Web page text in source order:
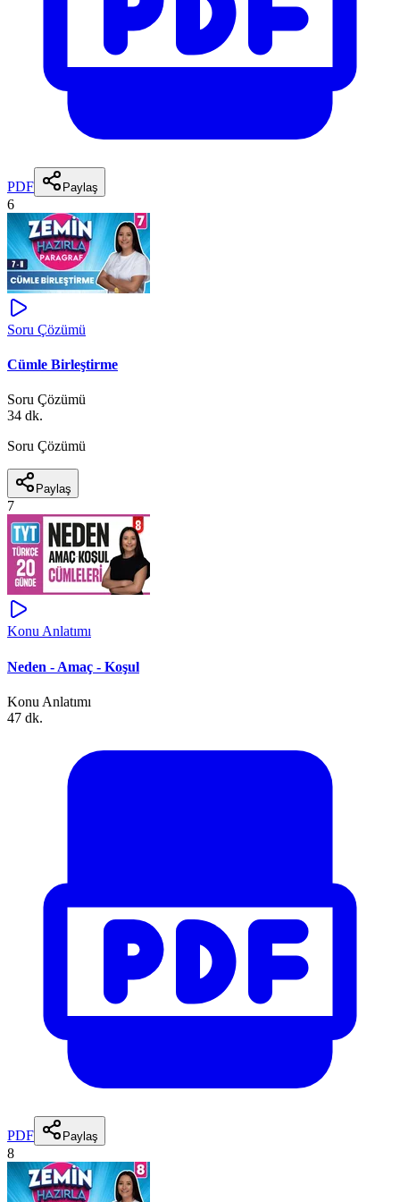
PDF Paylaş
6
Soru Çözümü
Cümle Birleştirme
Soru Çözümü
34 dk.
Soru Çözümü
Paylaş
7
Konu Anlatımı
Neden - Amaç - Koşul
Konu Anlatımı
47 dk.
PDF Paylaş
8